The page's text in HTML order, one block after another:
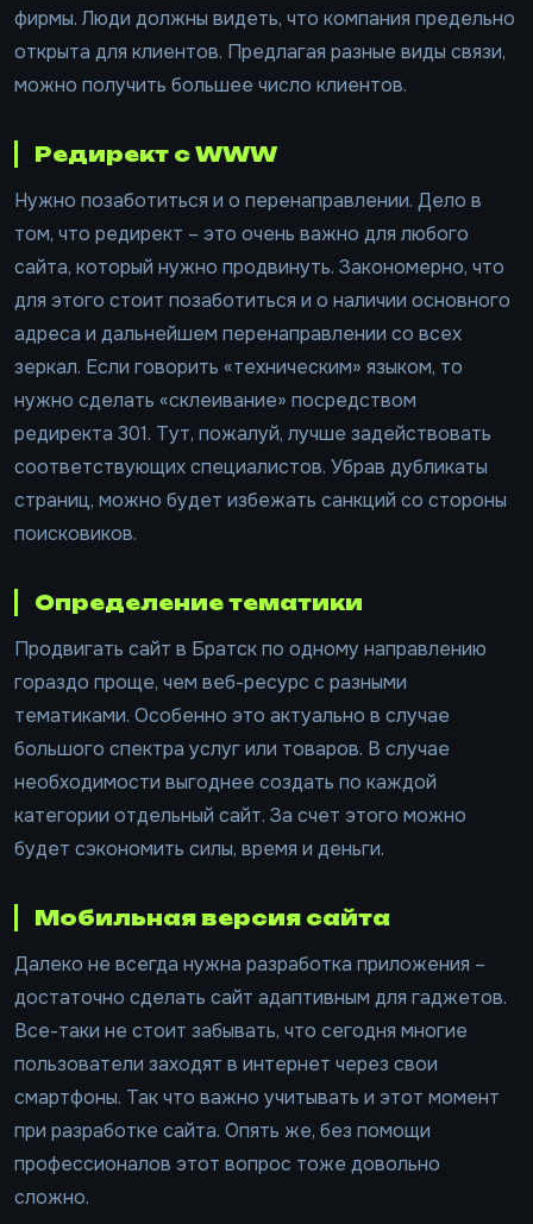
фирмы. Люди должны видеть, что компания предельно
открыта для клиентов. Предлагая разные виды связи,
можно получить большее число клиентов.
Редирект с WWW
Нужно позаботиться и о перенаправлении. Дело в
том, что редирект – это очень важно для любого
сайта, который нужно продвинуть. Закономерно, что
для этого стоит позаботиться и о наличии основного
адреса и дальнейшем перенаправлении со всех
зеркал. Если говорить «техническим» языком, то
нужно сделать «склеивание» посредством
редиректа 301. Тут, пожалуй, лучше задействовать
соответствующих специалистов. Убрав дубликаты
страниц, можно будет избежать санкций со стороны
поисковиков.
Определение тематики
Продвигать сайт в Братск по одному направлению
гораздо проще, чем веб-ресурс с разными
тематиками. Особенно это актуально в случае
большого спектра услуг или товаров. В случае
необходимости выгоднее создать по каждой
категории отдельный сайт. За счет этого можно
будет сэкономить силы, время и деньги.
Мобильная версия сайта
Далеко не всегда нужна разработка приложения –
достаточно сделать сайт адаптивным для гаджетов.
Все-таки не стоит забывать, что сегодня многие
пользователи заходят в интернет через свои
смартфоны. Так что важно учитывать и этот момент
при разработке сайта. Опять же, без помощи
профессионалов этот вопрос тоже довольно
сложно.